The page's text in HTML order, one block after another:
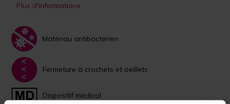
Plus d'informations
Matériau antibactérien
Fermeture à crochets et oeillets
Dispositif médical